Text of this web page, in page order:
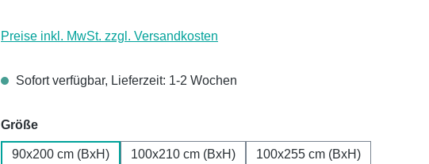
Preise inkl. MwSt. zzgl. Versandkosten
Sofort verfügbar, Lieferzeit: 1-2 Wochen
Größeauswählen
90x200 cm (BxH) 100x210 cm (BxH)
100x255 cm (BxH)